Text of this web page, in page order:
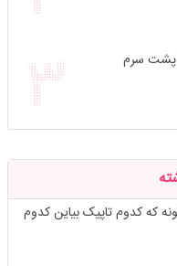
پشت سرم
کدوم تاپیک بیاین کدوم